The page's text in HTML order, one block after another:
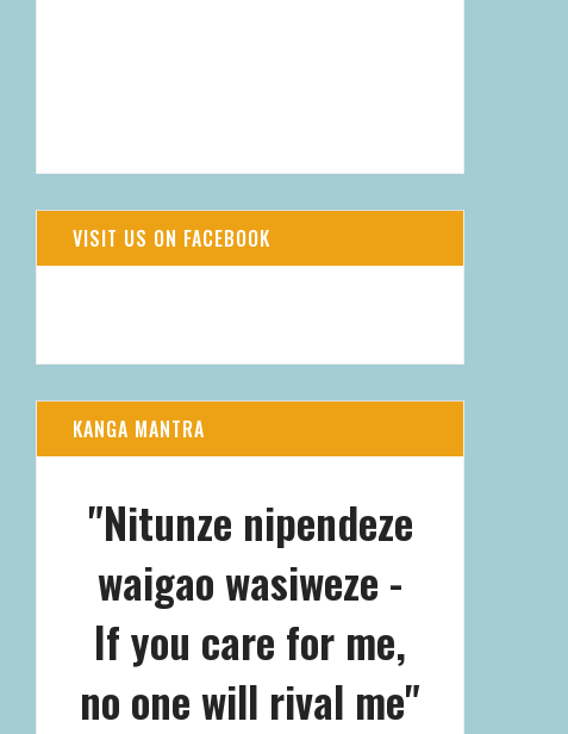
VISIT US ON FACEBOOK
KANGA MANTRA
"Nitunze nipendeze
waigao wasiweze -
If you care for me,
no one will rival me"